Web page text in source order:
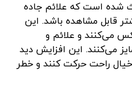
شده است که علائم جاده
قابل مشاهده باشد. این
می‌کنند و علائم و
می‌کنند. این افزایش دید
خیال راحت حرکت کنند و خطر